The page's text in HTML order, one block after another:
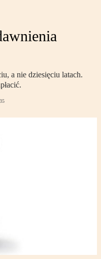
a nie dziesięciu latach.